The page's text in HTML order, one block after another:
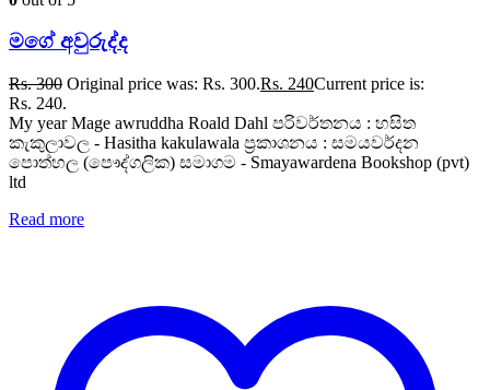
මගේ අවුරුද්ද
Rs.300 Original price was: Rs. 300.Rs. 240Current price is:
Rs. 240.
My year Mage awruddha Roald Dahl පරිවර්තනය : හසිත
කැකුලාවල - Hasitha kakulawala ප්‍රකාශනය : සමයවර්දන
පොත්හල (පෞද්ගලික) සමාගම - Smayawardena Bookshop (pvt)
ltd
Read more